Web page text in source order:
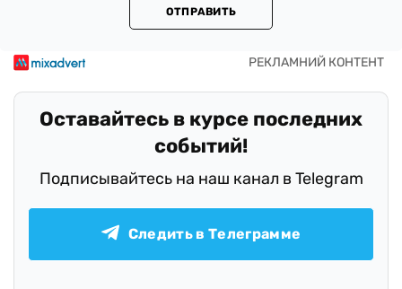
ОТПРАВИТЬ
Оставайтесь в курсе последних
событий!
Подписывайтесь на наш канал в Telegram
Следить в Телеграмме